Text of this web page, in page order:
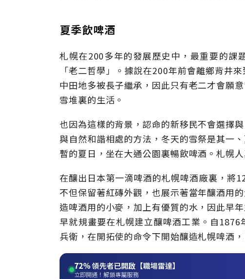
夏季飲啤酒
札幌在200多年的發展歷史中，最重要的課
「老二哲學」。據說在200年前會離鄉背井
中田地多被長子繼承，因此只有老二才會願
雪堆裏的生活。
也因為這樣的背景，認命的新移民不會選擇
與自然和諧相處的方法，冬天的雪祭是其一
暫的夏日，坐在大通公園裏暢飲啤酒。札幌
在釀出日本第一滴啤酒的札幌啤酒廠裏，將
不但保留著紅磚外觀，也展示著當年釀酒用
造啤酒用的小麥，加上有優質的水，因此早
早就規畫要在札幌建立釀啤酒工業。自
兵衛，在開拓使的命令下開始釀造札幌啤酒
72%領先者已開啟【職場雷達】
立即開通！解鎖專屬服務